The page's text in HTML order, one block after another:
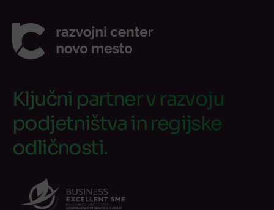
Ključni partner v razvoju
podjetništva in regijske
odličnosti.